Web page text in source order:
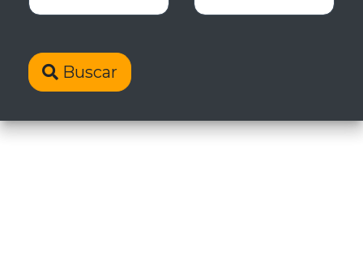
Buscar